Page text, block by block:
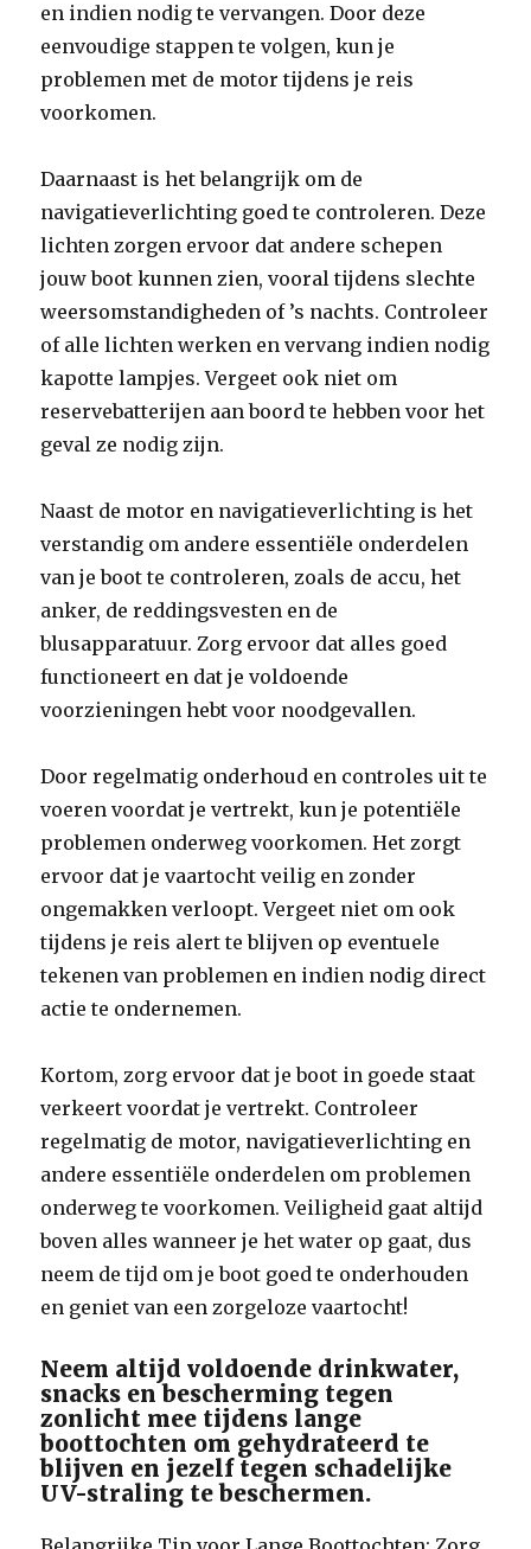
en indien nodig te vervangen. Door deze
eenvoudige stappen te volgen, kun je
problemen met de motor tijdens je reis
voorkomen.
Daarnaast is het belangrijk om de
navigatieverlichting goed te controleren. Deze
lichten zorgen ervoor dat andere schepen
jouw boot kunnen zien, vooral tijdens slechte
weersomstandigheden of ’s nachts. Controleer
of alle lichten werken en vervang indien nodig
kapotte lampjes. Vergeet ook niet om
reservebatterijen aan boord te hebben voor het
geval ze nodig zijn.
Naast de motor en navigatieverlichting is het
verstandig om andere essentiële onderdelen
van je boot te controleren, zoals de accu, het
anker, de reddingsvesten en de
blusapparatuur. Zorg ervoor dat alles goed
functioneert en dat je voldoende
voorzieningen hebt voor noodgevallen.
Door regelmatig onderhoud en controles uit te
voeren voordat je vertrekt, kun je potentiële
problemen onderweg voorkomen. Het zorgt
ervoor dat je vaartocht veilig en zonder
ongemakken verloopt. Vergeet niet om ook
tijdens je reis alert te blijven op eventuele
tekenen van problemen en indien nodig direct
actie te ondernemen.
Kortom, zorg ervoor dat je boot in goede staat
verkeert voordat je vertrekt. Controleer
regelmatig de motor, navigatieverlichting en
andere essentiële onderdelen om problemen
onderweg te voorkomen. Veiligheid gaat altijd
boven alles wanneer je het water op gaat, dus
neem de tijd om je boot goed te onderhouden
en geniet van een zorgeloze vaartocht!
Neem altijd voldoende drinkwater,
snacks en bescherming tegen
zonlicht mee tijdens lange
boottochten om gehydrateerd te
blijven en jezelf tegen schadelijke
UV-straling te beschermen.